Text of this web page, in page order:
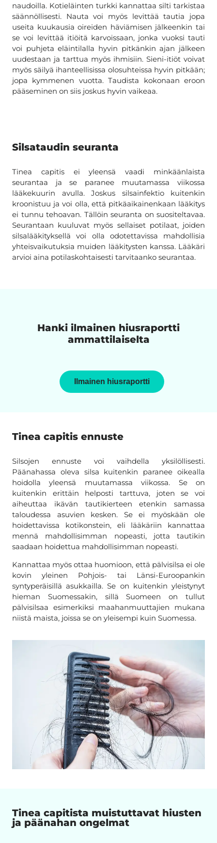
naudoilla. Kotieläinten turkki kannattaa silti tarkistaa
säännöllisesti. Nauta voi myös levittää tautia jopa
useita kuukausia oireiden häviämisen jälkeenkin tai
se voi levittää itiöitä karvoissaan, jonka vuoksi tauti
voi puhjeta eläintilalla hyvin pitkänkin ajan jälkeen
uudestaan ja tarttua myös ihmisiin. Sieni-itiöt voivat
myös säilyä ihanteellisissa olosuhteissa hyvin pitkään;
jopa kymmenen vuotta. Taudista kokonaan eroon
pääseminen on siis joskus hyvin vaikeaa.
Silsataudin seuranta
Tinea capitis ei yleensä vaadi minkäänlaista
seurantaa ja se paranee muutamassa viikossa
lääkekuurin avulla. Joskus silsainfektio kuitenkin
kroonistuu ja voi olla, että pitkäaikainenkaan lääkitys
ei tunnu tehoavan. Tällöin seuranta on suositeltavaa.
Seurantaan kuuluvat myös sellaiset potilaat, joiden
silsalääkityksellä voi olla odotettavissa mahdollisia
yhteisvaikutuksia muiden lääkitysten kanssa. Lääkäri
arvioi aina potilaskohtaisesti tarvitaanko seurantaa.
Hanki ilmainen hiusraportti
ammattilaiselta
Ilmainen hiusraportti
Tinea capitis ennuste
Silsojen ennuste voi vaihdella yksilöllisesti.
Päänahassa oleva silsa kuitenkin paranee oikealla
hoidolla yleensä muutamassa viikossa. Se on
kuitenkin erittäin helposti tarttuva, joten se voi
aiheuttaa ikävän tautikierteen etenkin samassa
taloudessa asuvien kesken. Se ei myöskään ole
hoidettavissa kotikonstein, eli lääkäriin kannattaa
mennä mahdollisimman nopeasti, jotta tautikin
saadaan hoidettua mahdollisimman nopeasti.
Kannattaa myös ottaa huomioon, että pälvisilsa ei ole
kovin yleinen Pohjois- tai Länsi-Euroopankin
syntyperäisillä asukkailla. Se on kuitenkin yleistynyt
hieman Suomessakin, sillä Suomeen on tullut
pälvisilsaa esimerkiksi maahanmuuttajien mukana
niistä maista, joissa se on yleisempi kuin Suomessa.
Tinea capitista muistuttavat hiusten
ja päänahan ongelmat